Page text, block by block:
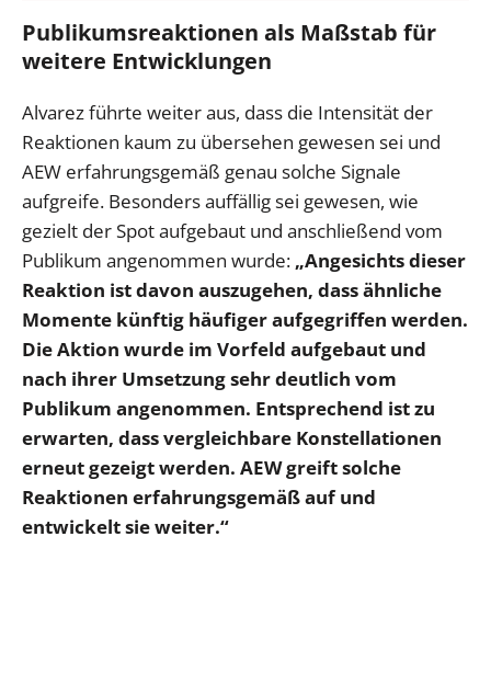
Publikumsreaktionen als Maßstab für
weitere Entwicklungen
Alvarez führte weiter aus, dass die Intensität der
Reaktionen kaum zu übersehen gewesen sei und
AEW erfahrungsgemäß genau solche Signale
aufgreife. Besonders auffällig sei gewesen, wie
gezielt der Spot aufgebaut und anschließend vom
Publikum angenommen wurde: „Angesichts dieser
Reaktion ist davon auszugehen, dass ähnliche
Momente künftig häufiger aufgegriffen werden.
Die Aktion wurde im Vorfeld aufgebaut und
nach ihrer Umsetzung sehr deutlich vom
Publikum angenommen. Entsprechend ist zu
erwarten, dass vergleichbare Konstellationen
erneut gezeigt werden. AEW greift solche
Reaktionen erfahrungsgemäß auf und
entwickelt sie weiter.“